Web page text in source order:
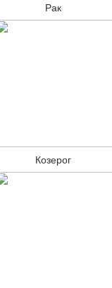
Рак
Козерог